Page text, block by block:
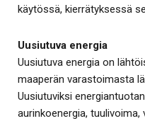
käytössä, kierrätyksessä
Uusiutuva energia
Uusiutuva energia on
maaperän varastoimasta
Uusiutuviksi
aurinkoenergia,